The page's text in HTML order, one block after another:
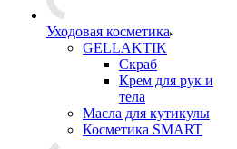
Уходовая косметика
GELLAKTIK
Скраб
Крем для рук и
тела
Масла для кутикулы
Косметика SMART